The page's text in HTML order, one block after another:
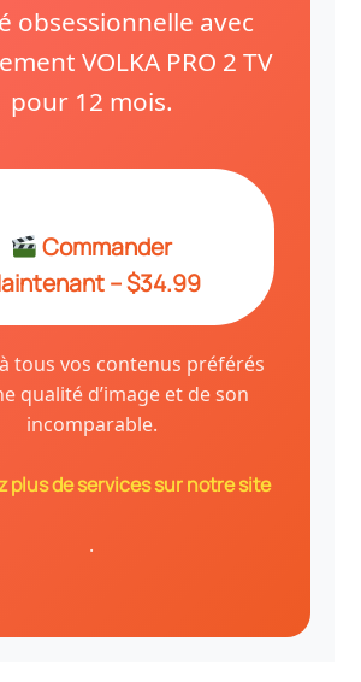
obsessionnelle avec
VOLKA PRO 2 TV
pour 12 mois.
Commander
– $34.99
tous vos contenus préférés
qualité d’image et de son
incomparable.
plus de services sur notre site
.